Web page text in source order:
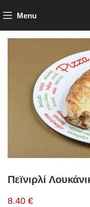
Menu
Πεϊνιρλί
8.40 €